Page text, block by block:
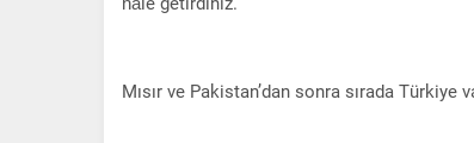
Mısır ve Pakistan’dan sonra sırada